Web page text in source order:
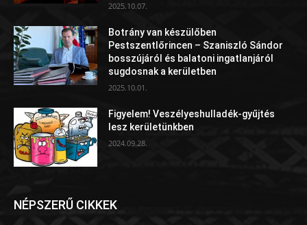
2025.10.07.
Botrány van készülőben
Pestszentlőrincen – Szaniszló Sándor
bosszújáról és balatoni ingatlanjáról
sugdosnak a kerületben
2025.10.01.
Figyelem! Veszélyeshulladék-gyűjtés
lesz kerületünkben
2024.09.28.
NÉPSZERŰ CIKKEK